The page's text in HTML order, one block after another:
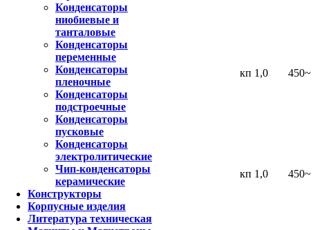
Конденсаторы
ниобиевые и
танталовые
Конденсаторы
переменные
Конденсаторы
пленочные
Конденсаторы
подстроечные
Конденсаторы
пусковые
Конденсаторы
электролитические
Чип-конденсаторы
керамические
Конструкторы
Корпусные изделия
Литература техническая
кп 1,0 450~
кп 1,0 450~